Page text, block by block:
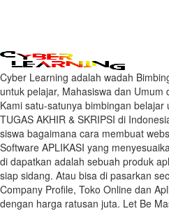
Cyber Learning adalah wadah
untuk pelajar, Mahasiswa dan Umum
Kami satu-satunya bimbingan belajar
TUGAS AKHIR & SKRIPSI di
siswa bagaimana cara membuat
Software APLIKASI yang
di dapatkan adalah sebuah produk
siap sidang. Atau bisa di pasarkan
Company Profile, Toko Online dan
dengan harga ratusan juta. Let Be